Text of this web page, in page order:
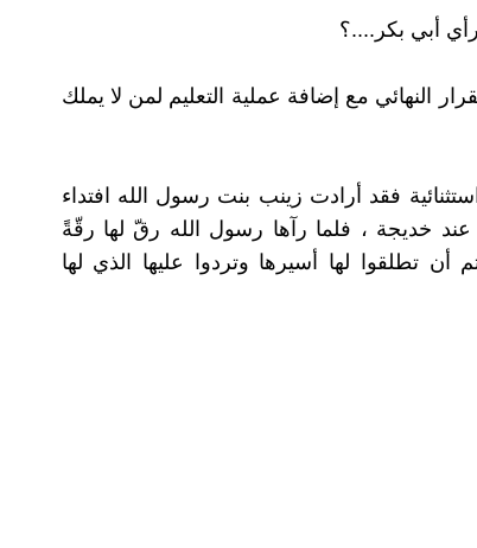
أبي بكر....؟
النهائي مع إضافة عملية التعليم لمن لا يملك
فقد أرادت زينب بنت رسول الله افتداء
عند خديجة ، فلما رآها رسول الله رقّ لها رقّةً
تطلقوا لها أسيرها وتردوا عليها الذي لها